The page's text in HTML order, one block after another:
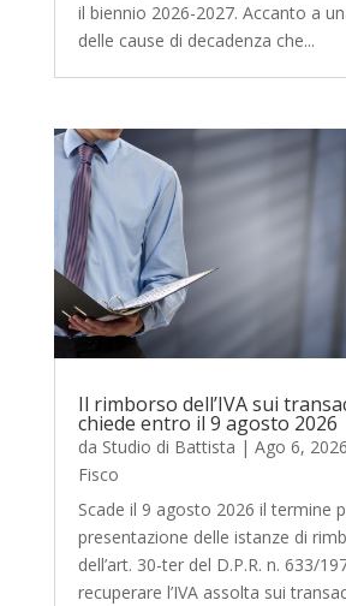
il biennio 2026-2027. Accanto a
delle cause di decadenza che...
Il rimborso dell’IVA sui
chiede entro il 9 agosto 2026
da Studio di Battista | Ago 6, 2026
Fisco
Scade il 9 agosto 2026 il termine
presentazione delle istanze di
dell’art. 30-ter del D.P.R. n. 633/
recuperare l’IVA assolta sui